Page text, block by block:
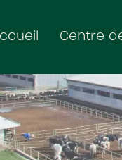
Centre